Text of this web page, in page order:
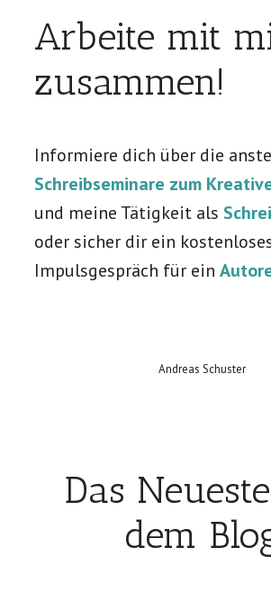
Arbeite mit
zusammen!
Informiere dich über die
Schreibseminare zum
und meine Tätigkeit als
oder sicher dir ein
Impulsgespräch für ein
Andreas Schuster
Das
dem